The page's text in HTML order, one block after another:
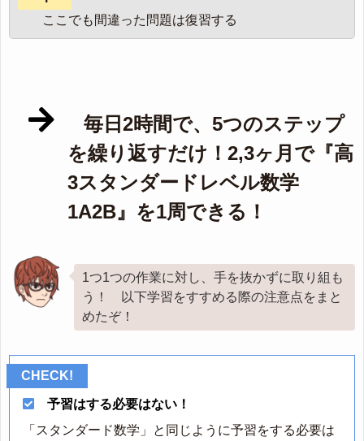
ここでも間違った問題は復習する
毎日2時間で、5つのステップ
を繰り返すだけ！2,3ヶ月で『高
3スタンダードレベル数学
1A2B』を1周できる！
1つ1つの作業に対し、手を抜かずに取り組も
う！ 以下学習をすすめる際の注意点をまと
めたぞ！
予習はする必要はない！
「スタンダード数学」と同じように予習をする必要は